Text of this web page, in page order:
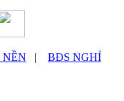
| BĐS NGHỈ